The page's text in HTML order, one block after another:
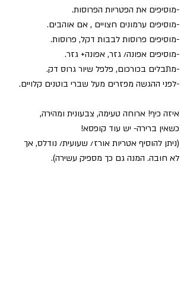
-מוסיפים את הפטריות הפרוסות.
-מוסיפים ערמונים חצויים , אם אוהבים.
-מוסיפים פרוסות לבבות דקל, פרוסות.
-מוסיפים אפונה/ גזר, אפונה+ גזר.
-מתבלים בכורכום, פלפל שיור גרוס דק.
-לפני ההגשה מפזרים מעל שברי בוטנים קלויים.
איזה כיף! ארוחה טעימה, צבעונית ומהירה,
כשאין ברירה- יש עוד קופסא!
(ניתן להוסיף אטריות אורז/ שעועית/ נודלס, אך
לא חובה. המנה גם כך מספיק עשירה).